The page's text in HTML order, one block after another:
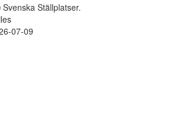
Ställplatser.
07-09